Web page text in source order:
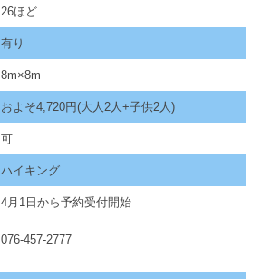
26ほど
有り
8m×8m
およそ4,720円(大人2人+子供2人)
可
ハイキング
4月1日から予約受付開始
076-457-2777